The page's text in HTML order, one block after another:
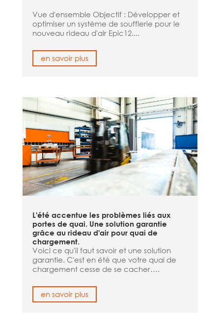
Vue d'ensemble Objectif : Développer et
optimiser un système de soufflerie pour le
nouveau rideau d'air Epic12....
en savoir plus
L'été accentue les problèmes liés aux
portes de quai. Une solution garantie
grâce au rideau d'air pour quai de
chargement.
Voici ce qu'il faut savoir et une solution
garantie. C'est en été que votre quai de
chargement cesse de se cacher….
en savoir plus